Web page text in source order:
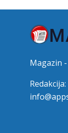
Magazin
Redakcija: